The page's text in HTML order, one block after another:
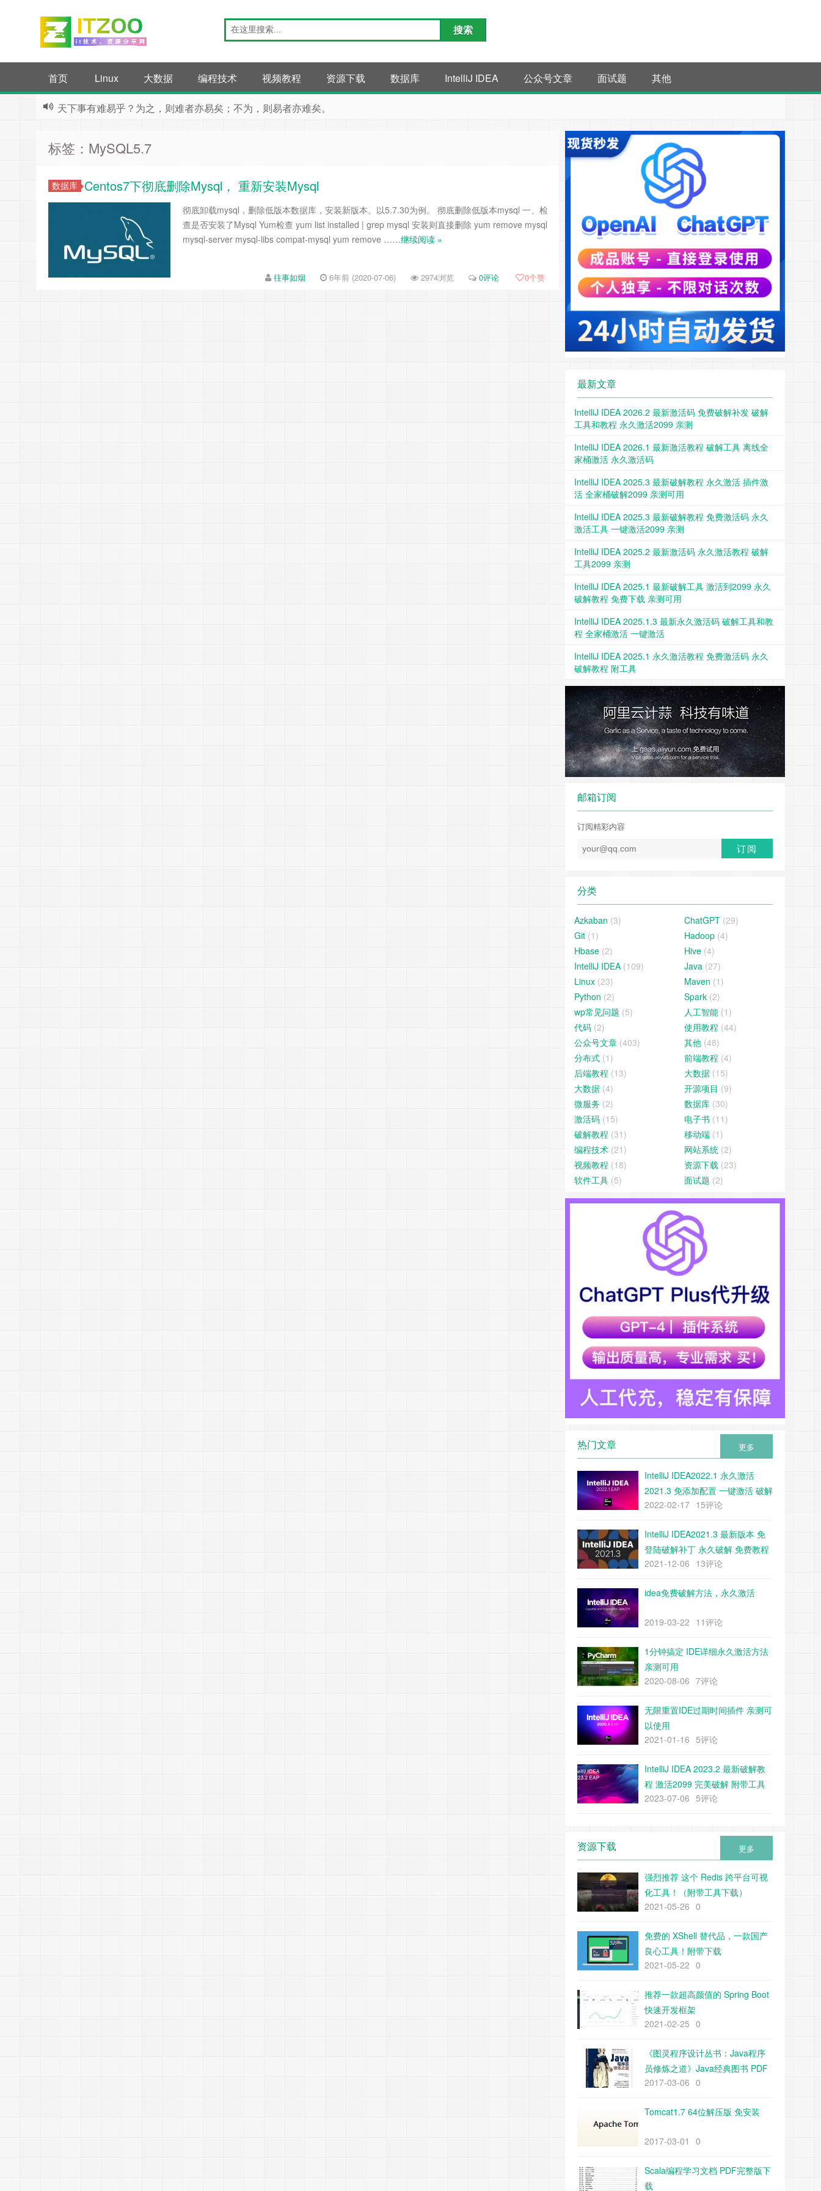
首页 Linux 大数据 编程技术 视频教程 资源下载 数据库 IntelliJ IDEA 公众号文章 面试题 其他
天下事有难易乎？为之，则难者亦易矣；不为，则易者亦难矣。
标签：MySQL5.7
数据库 Centos7下彻底删除Mysql， 重新安装Mysql
彻底卸载mysql，删除低版本数据库，安装新版本。以5.7.30为例。 彻底删除低版本mysql 一、检
查是否安装了Mysql Yum检查 yum list installed | grep mysql 安装则直接删除 yum remove mysql
mysql-server mysql-libs compat-mysql yum remove ……继续阅读 »
往事如烟 6年前 (2020-07-06) 2974浏览 0评论 0个赞
最新文章
IntelliJ IDEA 2026.2 最新激活码 免费破解补发 破解
工具和教程 永久激活2099 亲测
IntelliJ IDEA 2026.1 最新激活教程 破解工具 离线全
家桶激活 永久激活码
IntelliJ IDEA 2025.3 最新破解教程 永久激活 插件激
活 全家桶破解2099 亲测可用
IntelliJ IDEA 2025.3 最新破解教程 免费激活码 永久
激活工具 一键激活2099 亲测
IntelliJ IDEA 2025.2 最新激活码 永久激活教程 破解
工具2099 亲测
IntelliJ IDEA 2025.1 最新破解工具 激活到2099 永久
破解教程 免费下载 亲测可用
IntelliJ IDEA 2025.1.3 最新永久激活码 破解工具和教
程 全家桶激活 一键激活
IntelliJ IDEA 2025.1 永久激活教程 免费激活码 永久
破解教程 附工具
邮箱订阅
订阅精彩内容
分类
Azkaban (3) ChatGPT (29)
Git (1) Hadoop (4)
Hbase (2) Hive (4)
IntelliJ IDEA (109) Java (27)
Linux (23) Maven (1)
Python (2) Spark (2)
wp常见问题 (5) 人工智能 (1)
代码 (2) 使用教程 (44)
公众号文章 (403) 其他 (48)
分布式 (1) 前端教程 (4)
后端教程 (13) 大数据 (15)
大数据 (4) 开源项目 (9)
微服务 (2) 数据库 (30)
激活码 (15) 电子书 (11)
破解教程 (31) 移动端 (1)
编程技术 (21) 网站系统 (2)
视频教程 (18) 资源下载 (23)
软件工具 (5) 面试题 (2)
更多
热门文章
IntelliJ IDEA2022.1 永久激活
2021.3 免添加配置 一键激活 破解
教程 附带下载工具
2022-02-17 15评论
IntelliJ IDEA2021.3 最新版本 免
登陆破解补丁 永久破解 免费教程
（附带补丁下载）
2021-12-06 13评论
idea免费破解方法，永久激活
2019-03-22 11评论
1分钟搞定 IDE详细永久激活方法
亲测可用
2020-08-06 7评论
无限重置IDE过期时间插件 亲测可
以使用
2021-01-16 5评论
IntelliJ IDEA 2023.2 最新破解教
程 激活2099 完美破解 附带工具
下载
2023-07-06 5评论
更多
资源下载
强烈推荐 这个 Redis 跨平台可视
化工具！（附带工具下载）
2021-05-26 0
免费的 XShell 替代品，一款国产
良心工具！附带下载
2021-05-22 0
推荐一款超高颜值的 Spring Boot
快速开发框架
2021-02-25 0
《图灵程序设计丛书：Java程序
员修炼之道》Java经典图书 PDF
下载
2017-03-06 0
Tomcat1.7 64位解压版 免安装
2017-03-01 0
Scala编程学习文档 PDF完整版下
载